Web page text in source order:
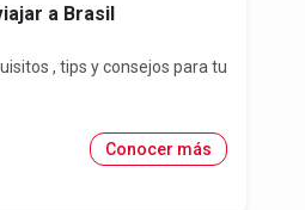
a Brasil
, tips y consejos para tu
Conocer más